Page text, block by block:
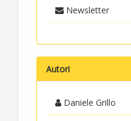
Newsletter
Autori
Daniele Grillo